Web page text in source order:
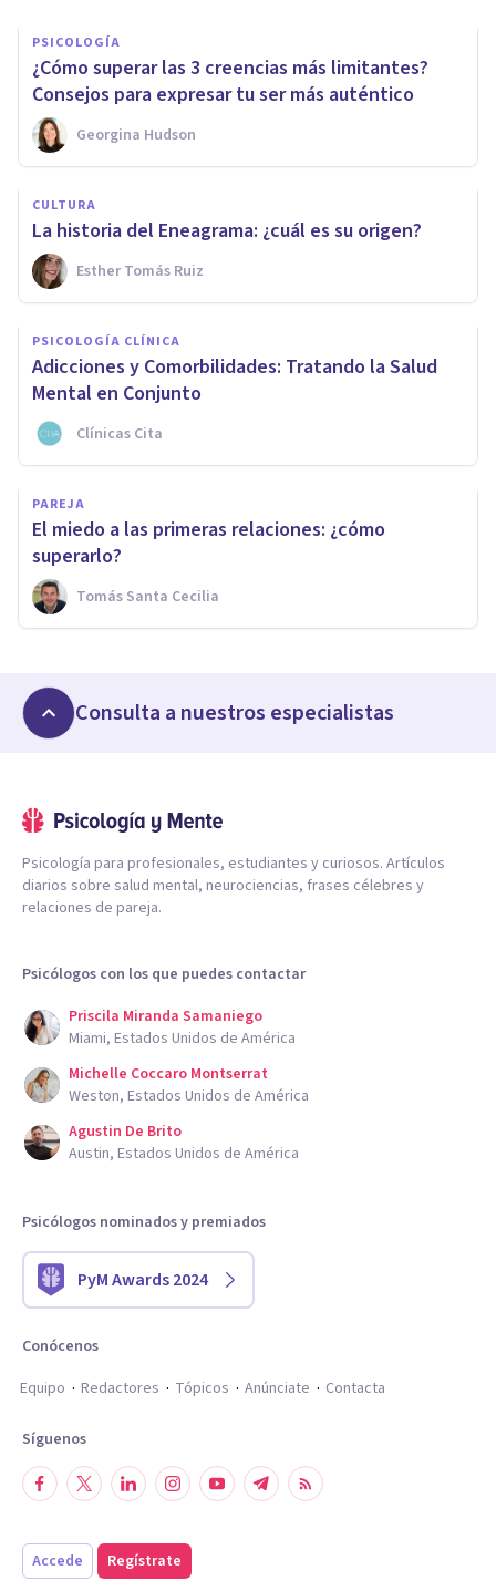
PSICOLOGÍA
¿Cómo superar las 3 creencias más limitantes?
Consejos para expresar tu ser más auténtico
Georgina Hudson
CULTURA
La historia del Eneagrama: ¿cuál es su origen?
Esther Tomás Ruiz
PSICOLOGÍA CLÍNICA
Adicciones y Comorbilidades: Tratando la Salud
Mental en Conjunto
Clínicas Cita
PAREJA
El miedo a las primeras relaciones: ¿cómo
superarlo?
Tomás Santa Cecilia
Consulta a nuestros especialistas
Psicología para profesionales, estudiantes y curiosos. Artículos
diarios sobre salud mental, neurociencias, frases célebres y
relaciones de pareja.
Psicólogos con los que puedes contactar
Priscila Miranda Samaniego
Miami, Estados Unidos de América
Michelle Coccaro Montserrat
Weston, Estados Unidos de América
Agustin De Brito
Austin, Estados Unidos de América
Psicólogos nominados y premiados
PyM Awards 2024
Conócenos
Equipo
Redactores Tópicos Anúnciate Contacta
Síguenos
Accede Regístrate